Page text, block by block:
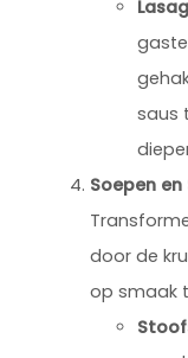
saus
Soepen
door de
op smaak